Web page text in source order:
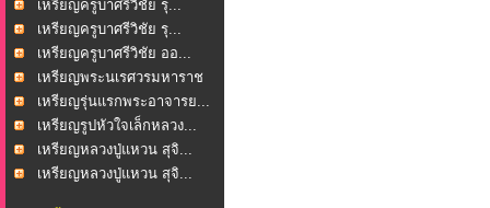
เหรียญครูบาศรีวิชัย รุ...
เหรียญครูบาศรีวิชัย รุ...
เหรียญครูบาศรีวิชัย ออ...
เหรียญพระนเรศวรมหาราช
...
เหรียญรุ่นแรกพระอาจารย...
เหรียญรูปหัวใจเล็กหลวง...
เหรียญหลวงปู่แหวน สุจิ...
เหรียญหลวงปู่แหวน สุจิ...